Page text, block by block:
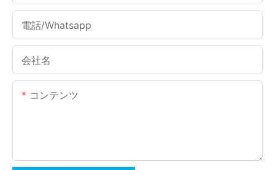
電話/whatsapp
会社名
コンテンツ